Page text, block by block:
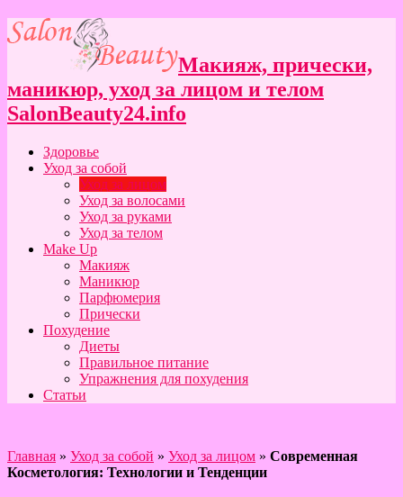
Макияж, прически,
маникюр, уход за лицом и телом
SalonBeauty24.info
Здоровье
Уход за собой
Уход за лицом
Уход за волосами
Уход за руками
Уход за телом
Make Up
Макияж
Маникюр
Парфюмерия
Прически
Похудение
Диеты
Правильное питание
Упражнения для похудения
Статьи
Главная » Уход за собой » Уход за лицом » Современная
Косметология: Технологии и Тенденции